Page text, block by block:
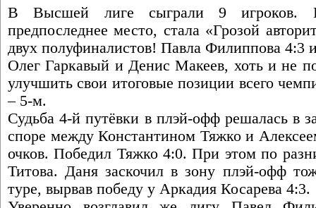
В Высшей лиге сыграли 9 игроков.
предпоследнее место, стала «Грозой
двух полуфиналистов! Павла Филиппова 4:3
Олег Гаркавый и Денис Макеев, хоть и не
улучшить свои итоговые позиции всего
– 5-м.
Судьба 4-й путёвки в плэй-офф решалась в
споре между Константином Тяжко и
очков. Победил Тяжко 4:0. При этом по
Титова. Даня заскочил в зону плэй-офф
туре, вырвав победу у Аркадия Косарева 4:3.